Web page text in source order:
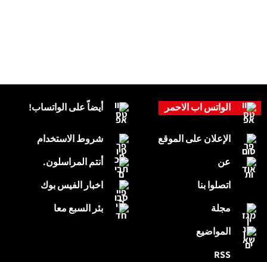
أيضاً على الواتساب!
شروط الاستخدام
أنتم المراسلون.
اخبار الفيس بوك
بئر السبع معا
الواتس اب الاحمر
الإعلان على الموقع
عن
اتصلوا بنا
مجلة
المواضيع
RSS